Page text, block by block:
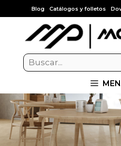
Blog Catálogos y folletos